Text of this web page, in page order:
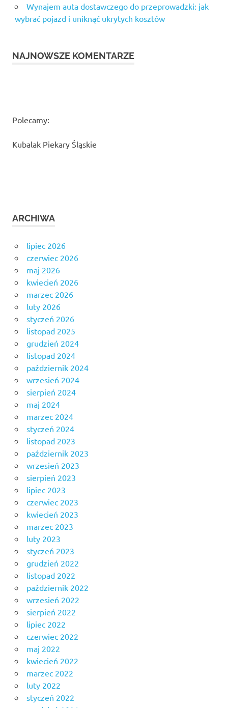
Wynajem auta dostawczego do przeprowadzki: jak
wybrać pojazd i uniknąć ukrytych kosztów
NAJNOWSZE KOMENTARZE
Polecamy:
Kubalak Piekary Śląskie
ARCHIWA
lipiec 2026
czerwiec 2026
maj 2026
kwiecień 2026
marzec 2026
luty 2026
styczeń 2026
listopad 2025
grudzień 2024
listopad 2024
październik 2024
wrzesień 2024
sierpień 2024
maj 2024
marzec 2024
styczeń 2024
listopad 2023
październik 2023
wrzesień 2023
sierpień 2023
lipiec 2023
czerwiec 2023
kwiecień 2023
marzec 2023
luty 2023
styczeń 2023
grudzień 2022
listopad 2022
październik 2022
wrzesień 2022
sierpień 2022
lipiec 2022
czerwiec 2022
maj 2022
kwiecień 2022
marzec 2022
luty 2022
styczeń 2022